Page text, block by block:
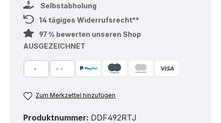
Selbstabholung
14 tägiges Widerrufsrecht**
97 % bewerten unseren Shop
AUSGEZEICHNET
Zum Merkzettel hinzufügen
Produktnummer: DDF492RTJ